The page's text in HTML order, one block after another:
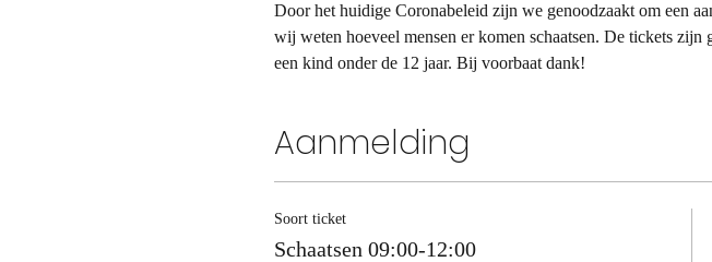
Door het huidige Coronabeleid zijn we genoodzaakt om een
wij weten hoeveel mensen er komen schaatsen. De tickets
een kind onder de 12 jaar. Bij voorbaat dank!
Aanmelding
Soort ticket
Schaatsen 09:00-12:00